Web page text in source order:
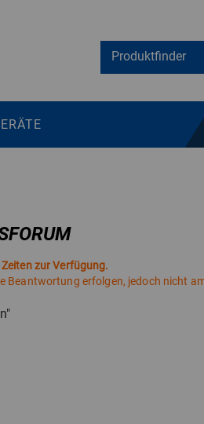
zur Verfügung.
Beantwortung erfolgen, jedoch nicht